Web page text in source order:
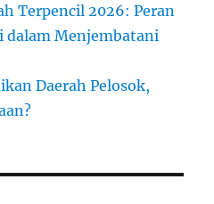
Terpencil 2026: Peran
dalam Menjembatani
Daerah Pelosok,